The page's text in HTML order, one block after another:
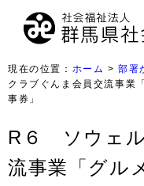
現在の位置： ホーム >部署
クラブぐんま会員交流事業
事券」
R６ ソウェ
流事業「グル